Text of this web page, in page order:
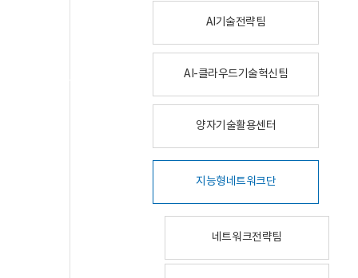
AI기술전략팀
AI-클라우드기술혁신팀
양자기술활용센터
지능형네트워크단
네트워크전략팀